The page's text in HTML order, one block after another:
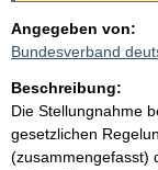
Angegeben von:
Bundesverband
Beschreibung:
Die Stellungnahme
gesetzlichen
(zusammengefasst)